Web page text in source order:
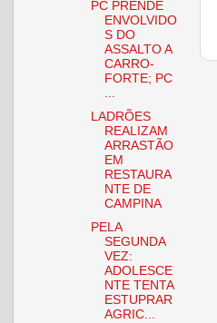
PC PRENDE
ENVOLVIDO
S DO
ASSALTO A
CARRO-
FORTE; PC
LADRÕES
REALIZAM
ARRASTÃO
EM
RESTAURA
NTE DE
CAMPINA
PELA
SEGUNDA
VEZ:
ADOLESCE
NTE TENTA
ESTUPRAR
AGRIC...